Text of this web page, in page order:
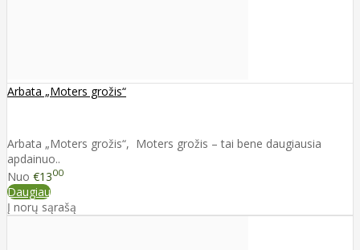
Arbata „Moters grožis“
Arbata „Moters grožis“, Moters grožis – tai bene daugiausia
apdainuo..
Nuo €1300
Daugiau
Į norų sąrašą